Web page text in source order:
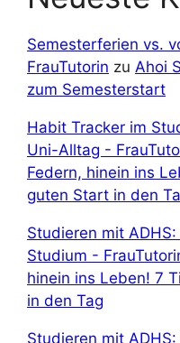
Semesterferien vs.
FrauTutorin zu Ahoi
zum Semesterstart
Habit Tracker im
Uni-Alltag -
Federn, hinein ins
guten Start in den
Studieren mit
Studium -
hinein ins Leben! 7
in den Tag
Studieren mit